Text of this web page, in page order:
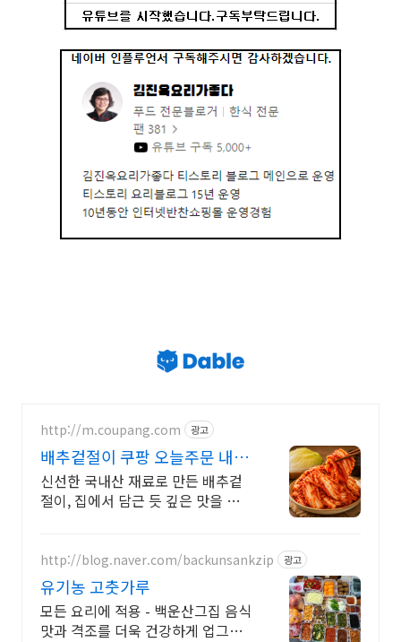
http://m.coupang.com 광고
배추겉절이 쿠팡 오늘주문 내일
도착
신선한 국내산 재료로 만든 배추겉
절이, 집에서 담근 듯 깊은 맛을 즐겨
나보세요.
http://blog.naver.com/backunsankzip 광고
유기농 고춧가루
모든 요리에 적용 - 백운산그집 음식
맛과 격조를 더욱 건강하게 업그레